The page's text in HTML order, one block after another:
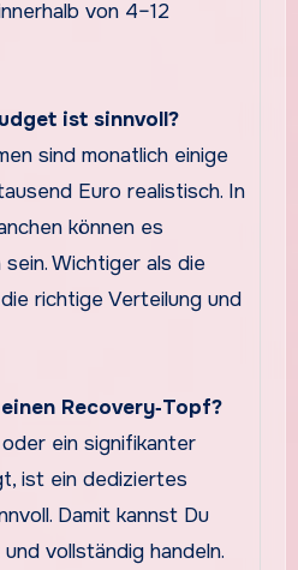
von 4–12
ist sinnvoll?
sind monatlich einige
Euro realistisch. In
können es
Wichtiger als die
richtige Verteilung und
Recovery‑Topf?
ein signifikanter
ist ein dediziertes
Damit kannst Du
vollständig handeln.